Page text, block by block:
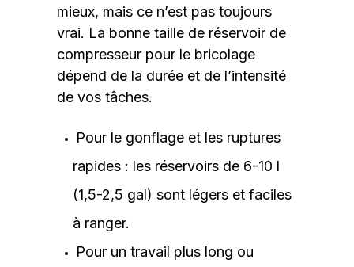
mieux, mais ce n’est pas toujours
vrai. La bonne taille de réservoir de
compresseur pour le bricolage
dépend de la durée et de l’intensité
de vos tâches.
Pour le gonflage et les ruptures
rapides : les réservoirs de 6-10 l
(1,5-2,5 gal) sont légers et faciles
à ranger.
Pour un travail plus long ou